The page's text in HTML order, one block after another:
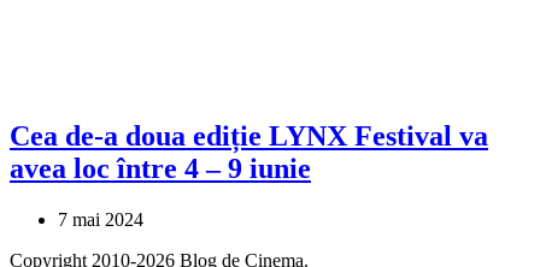
Cea de-a doua ediție LYNX Festival va
avea loc între 4 – 9 iunie
7 mai 2024
Copyright 2010-2026 Blog de Cinema.